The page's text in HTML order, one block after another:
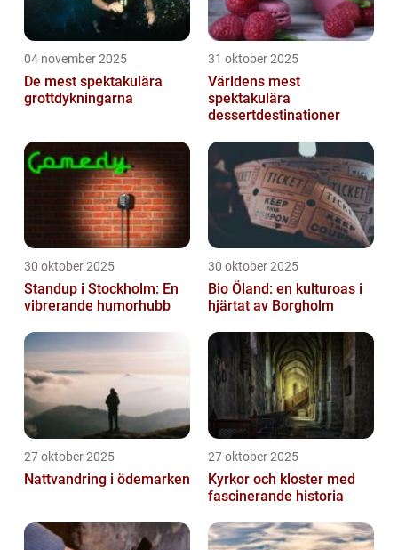
04 november 2025
De mest spektakulära
grottdykningarna
31 oktober 2025
Världens mest
spektakulära
dessertdestinationer
30 oktober 2025
Standup i Stockholm: En
vibrerande humorhubb
30 oktober 2025
Bio Öland: en kulturoas i
hjärtat av Borgholm
27 oktober 2025
Nattvandring i ödemarken
27 oktober 2025
Kyrkor och kloster med
fascinerande historia